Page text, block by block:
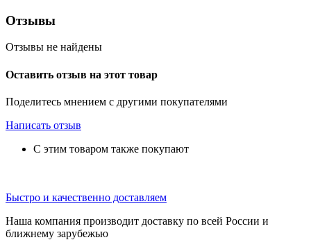
Отзывы
Отзывы не найдены
Оставить отзыв на этот товар
Поделитесь мнением с другими покупателями
Написать отзыв
С этим товаром также покупают
Быстро и качественно доставляем
Наша компания производит доставку по всей России и
ближнему зарубежью